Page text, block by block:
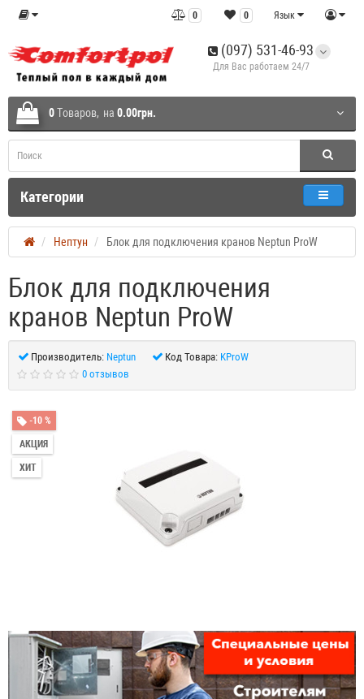
Язык
0
0
(097) 531-46-93
Для Вас работаем 24/7
0Tоваров, на 0.00грн.
Категории
Нептун Блок для подключения кранов Neptun ProW
Блок для подключения
кранов Neptun ProW
Производитель: Neptun Код Товара: KProW
0 отзывов
-10 %
АКЦИЯ
ХИТ